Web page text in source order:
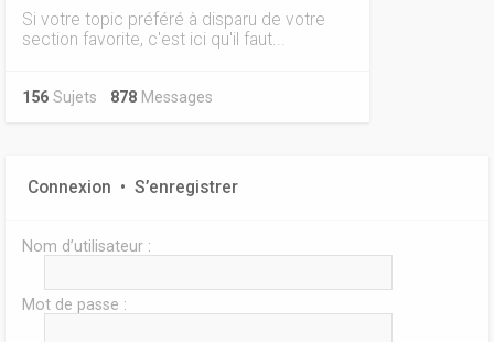
Si votre topic préféré à disparu de votre
section favorite, c'est ici qu'il faut...
156 Sujets 878 Messages
Connexion • S’enregistrer
Nom d’utilisateur :
Mot de passe :